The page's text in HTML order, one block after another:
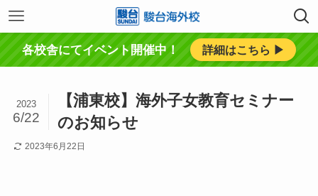
各校舎にてイベント開催中！ 詳細はこちら ▶︎
【浦東校】海外子女教育セミナー
のお知らせ
2023
6/22
2023年6月22日